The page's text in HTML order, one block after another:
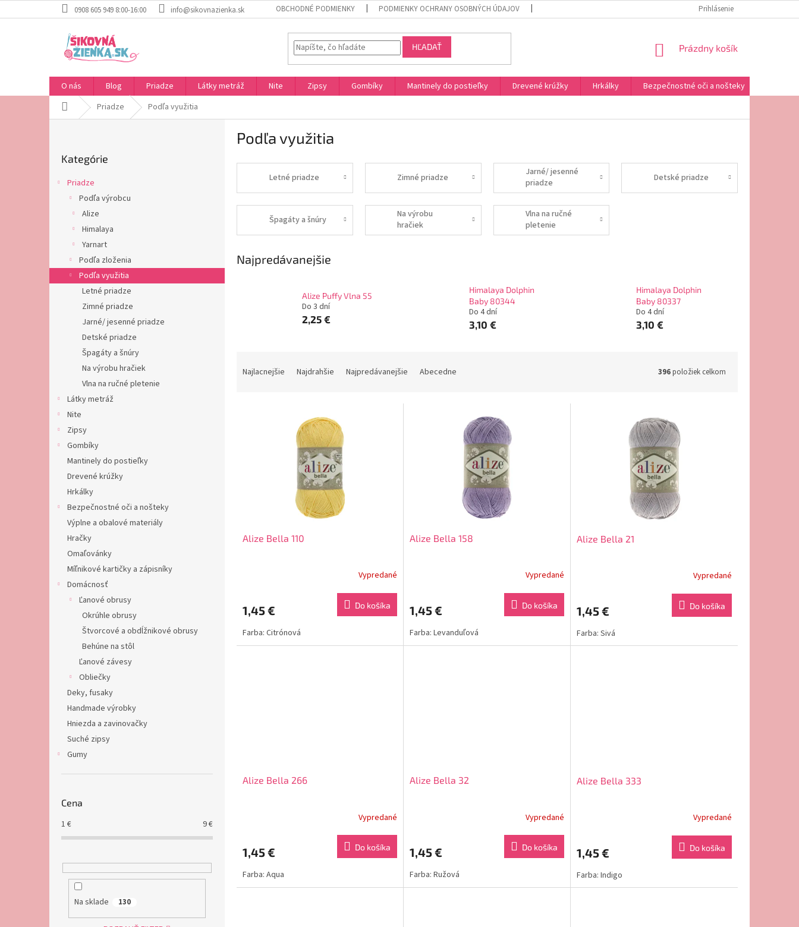
na
0908 605 949 8:00-16:00 info@sikovnazienka.sk OBCHODNÉ PODMIENKY PODMIENKY OCHRANY OSOBNÝCH ÚDAJOV OMAĽOVÁNKY NA VYTLAČENIE
Prihlásenie
HĽADAŤ
NÁKUPNÝ
Prázdny košík
O nás Blog Priadze Látky metráž Nite Zipsy Gombíky Mantinely do postieľky Drevené krúžky Hrkálky Bezpečnostné oči a nošteky
DomovPriadze Podľa využitia
kategórie
Kategórie
Priadze
Podľa výrobcu
Alize
Himalaya
Yarnart
Podľa zloženia
Podľa využitia
Letné priadze
Zimné priadze
Jarné/ jesenné priadze
Detské priadze
Špagáty a šnúry
Na výrobu hračiek
Vlna na ručné pletenie
Látky metráž
Nite
Zipsy
Gombíky
Mantinely do postieľky
Drevené krúžky
Hrkálky
Bezpečnostné oči a nošteky
Výplne a obalové materiály
Hračky
Omaľovánky
Míľnikové kartičky a zápisníky
Domácnosť
Ľanové obrusy
Okrúhle obrusy
Štvorcové a obdĺžnikové obrusy
Behúne na stôl
Ľanové závesy
Obliečky
Deky, fusaky
Handmade výrobky
Hniezda a zavinovačky
Suché zipsy
Gumy
Cena
1 € 9€
Na sklade 130
Podľa využitia
Letné priadze Zimné priadze
Jarné/ jesenné
priadze
Detské priadze
Špagáty a šnúry
Na výrobu
hračiek
Vlna na ručné
pletenie
Najpredávanejšie
Alize Puffy Vlna 55
Do 3 dní
2,25 €
Himalaya Dolphin
Baby 80344
Do 4 dní
3,10 €
Himalaya Dolphin
Baby 80337
Do 4 dní
3,10 €
Najlacnejšie Najdrahšie Najpredávanejšie Abecedne 396položiek celkom
Alize Bella 110
Vypredané
1,45 € Do košíka
Farba: Citrónová
Alize Bella 158
Vypredané
1,45 € Do košíka
Farba: Levanduľová
Alize Bella 21
Vypredané
1,45 € Do košíka
Farba: Sivá
Alize Bella 266
Vypredané
1,45 € Do košíka
Farba: Aqua
Alize Bella 32
Vypredané
1,45 € Do košíka
Farba: Ružová
Alize Bella 333
Vypredané
1,45 € Do košíka
Farba: Indigo